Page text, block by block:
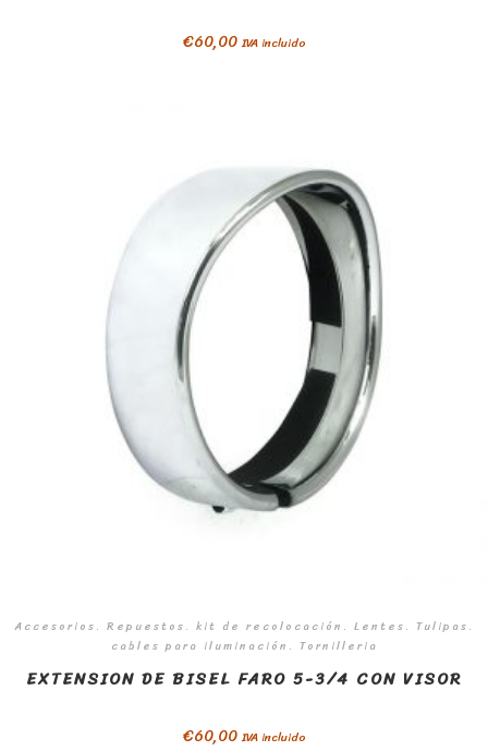
€60,00 IVA incluido
Accesorios. Repuestos. kit de recolocación. Lentes. Tulipas.
cables para iluminación. Tornilleria
EXTENSION DE BISEL FARO 5-3/4 CON VISOR
€60,00 IVA incluido